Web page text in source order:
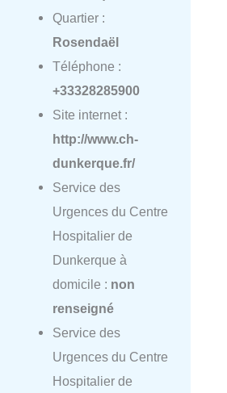
Quartier :
Rosendaël
Téléphone :
+33328285900
Site internet :
http://www.ch-
dunkerque.fr/
Service des
Urgences du Centre
Hospitalier de
Dunkerque à
domicile : non
renseigné
Service des
Urgences du Centre
Hospitalier de